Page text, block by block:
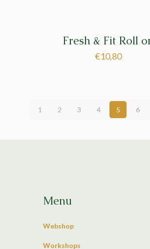
Fresh & Fit Roll
€10,80
1 2 3 4 5 6
Menu
Webshop
Workshops